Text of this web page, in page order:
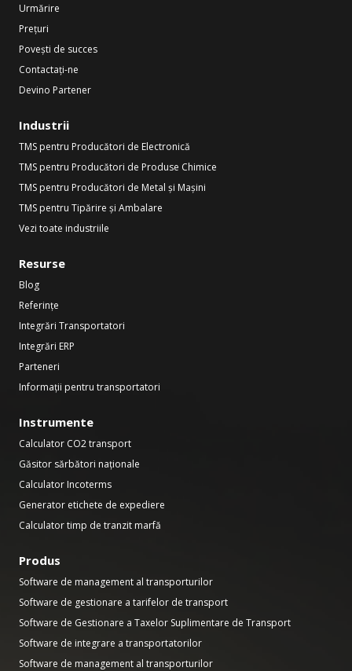
Urmărire
Prețuri
Povești de succes
Contactați-ne
Devino Partener
Industrii
TMS pentru Producători de Electronică
TMS pentru Producători de Produse Chimice
TMS pentru Producători de Metal și Mașini
TMS pentru Tipărire și Ambalare
Vezi toate industriile
Resurse
Blog
Referințe
Integrări Transportatori
Integrări ERP
Parteneri
Informații pentru transportatori
Instrumente
Calculator CO2 transport
Găsitor sărbători naționale
Calculator Incoterms
Generator etichete de expediere
Calculator timp de tranzit marfă
Produs
Software de management al transporturilor
Software de gestionare a tarifelor de transport
Software de Gestionare a Taxelor Suplimentare de Transport
Software de integrare a transportatorilor
Software de management al transporturilor